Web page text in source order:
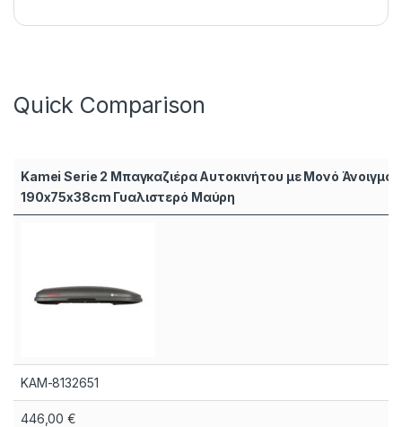
Quick Comparison
Kamei Serie 2 Μπαγκαζιέρα Αυτοκινήτου με Μονό
190x75x38cm Γυαλιστερό Μαύρη
KAM-8132651
446,00€